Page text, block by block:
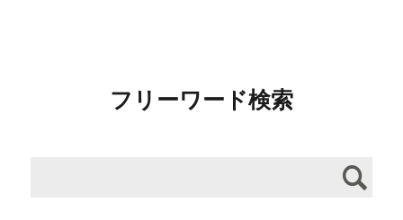
フリーワード検索